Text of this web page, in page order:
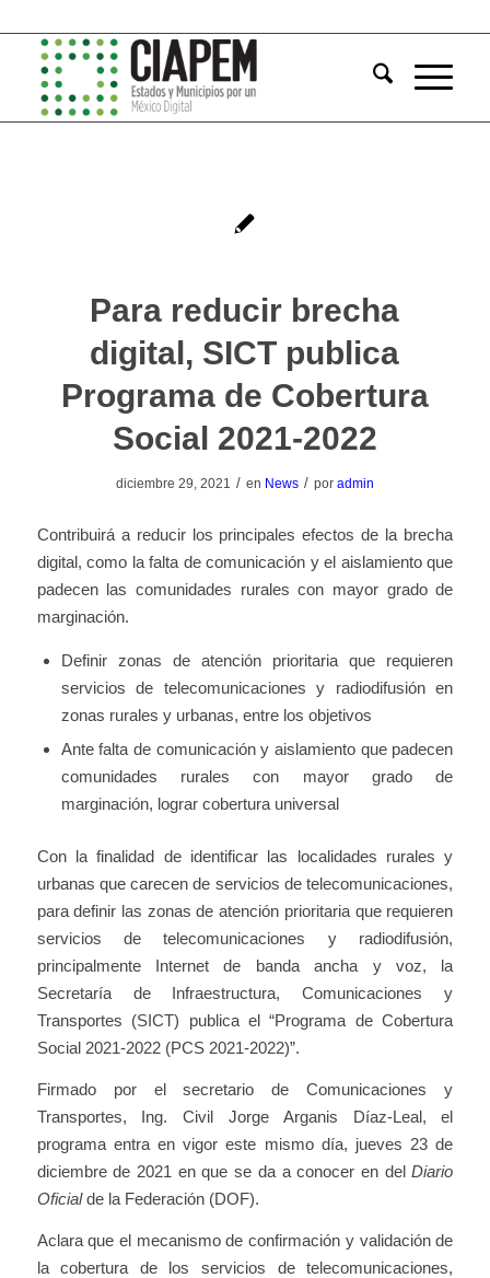
Para reducir brecha
digital, SICT publica
Programa de Cobertura
Social 2021-2022
diciembre 29, 2021 / en News / por admin
Contribuirá a reducir los principales efectos de la brecha
digital, como la falta de comunicación y el aislamiento que
padecen las comunidades rurales con mayor grado de
marginación.
Definir zonas de atención prioritaria que requieren
servicios de telecomunicaciones y radiodifusión en
zonas rurales y urbanas, entre los objetivos
Ante falta de comunicación y aislamiento que padecen
comunidades rurales con mayor grado de
marginación, lograr cobertura universal
Con la finalidad de identificar las localidades rurales y
urbanas que carecen de servicios de telecomunicaciones,
para definir las zonas de atención prioritaria que requieren
servicios de telecomunicaciones y radiodifusión,
principalmente Internet de banda ancha y voz, la
Secretaría de Infraestructura, Comunicaciones y
Transportes (SICT) publica el “Programa de Cobertura
Social 2021-2022 (PCS 2021-2022)”.
Firmado por el secretario de Comunicaciones y
Transportes, Ing. Civil Jorge Arganis Díaz-Leal, el
programa entra en vigor este mismo día, jueves 23 de
diciembre de 2021 en que se da a conocer en delDiario
Oficialde la Federación (DOF).
Aclara que el mecanismo de confirmación y validación de
la cobertura de los servicios de telecomunicaciones,